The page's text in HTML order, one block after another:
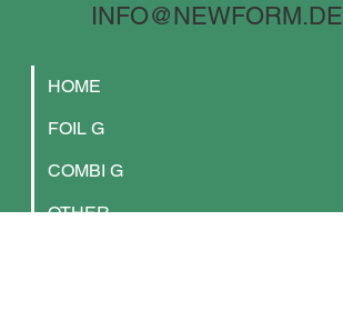
HOME
FOIL G
COMBI G
OTHER
INFO@NEWFORM.DE